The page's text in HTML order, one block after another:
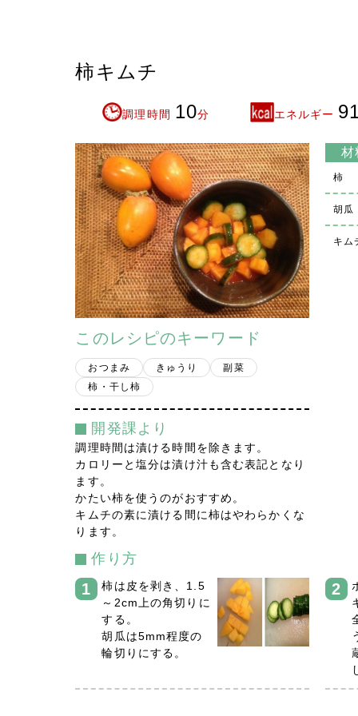
柿キムチ
調理時間 10分 エネルギー
このレシピのキーワード
おつまみ きゅうり
副菜
柿・干し柿
開発課より
調理時間は漬ける時間を除きます。
カロリーと塩分は漬け汁も含む表記となり
ます。
かたい柿を使うのがおすすめ。
キムチの素に漬ける間に柿はやわらかくな
ります。
材
柿
胡瓜
キム
作り方
柿は皮を剥き、1.5
～2cm上の角切りに
する。
胡瓜は5mm程度の
輪切りにする。